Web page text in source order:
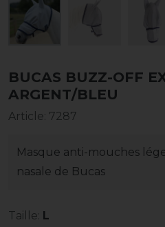
BUCAS BUZZ-OFF
ARGENT/BLEU
Article: 7287
Masque anti-mouches
nasale de Bucas
Taille: L